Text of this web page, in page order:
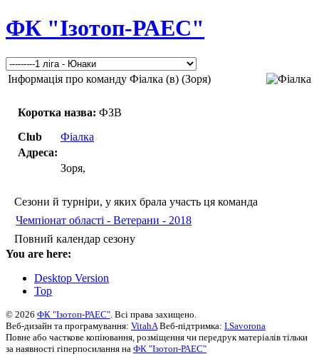
ФК "Ізотоп-РАЕС"
Інформація про команду Фіалка (в) (Зоря)
Коротка назва: ФЗВ
Club
Фіалка
Адреса:
Зоря,
Сезони й турніри, у яких брала участь ця команда
Чемпіонат області - Ветерани - 2018
Повний календар сезону
You are here:
Desktop Version
Top
© 2026 ФК "Ізотоп-РАЕС" . Всі права захищено.
Веб-дизайн та програмування: VitahA Веб-підтримка: I.Savorona
Повне або часткове копіювання, розміщення чи передрук матеріалів тільки
за наявності гіперпосилання на ФК "Ізотоп-РАЕС"